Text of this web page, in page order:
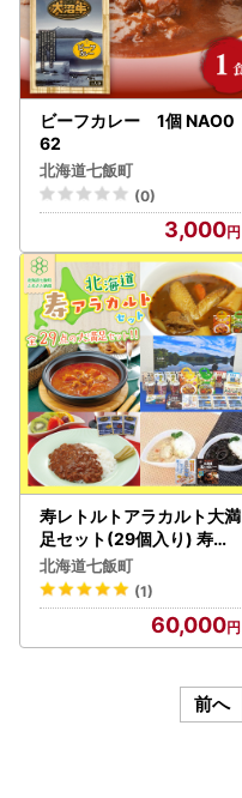
ビーフカレー 1個 NAO0
62
北海道七飯町
(0)
3,000
寿レトルトアラカルト大満
足セット(29個入り) 寿フ
ーズ NAO003
北海道七飯町
(1)
60,000
前へ